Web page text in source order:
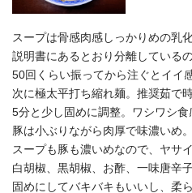
スープは骨感肉感しっかりめの乳化
説明書にあるとおり分離しているの
50回くらい振ってから注ぐとイイ感
次に極太平打ち縮れ麺。推奨茹で
5分と少し固めに調整。ワシワシ食
豚は小ぶりながら肉厚で味濃いめ。
スープも豚も濃いめなので、ヤサ
白胡椒、黒胡椒、お酢、一味唐辛
固めにしてバキバキもいいし、柔